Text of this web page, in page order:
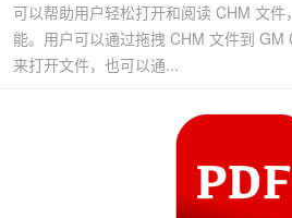
可以帮助用户轻松打开和阅读 CHM 文
能。用户可以通过拖拽 CHM 文件到
来打开文件，也可以通...